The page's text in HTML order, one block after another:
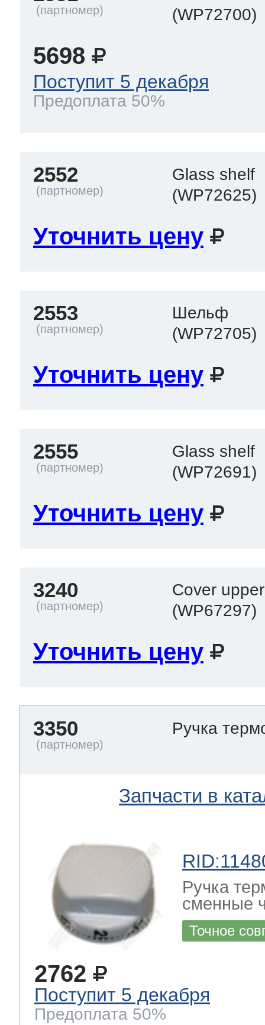
(WP72700)
5698
Поступит 5 декабря
Предоплата 50%
2552
Glass shelf
(WP72625)
Уточнить цену
2553
Шельф
(WP72705)
Уточнить цену
2555
Glass shelf
(WP72691)
Уточнить цену
3240
Cover
(WP67297)
Уточнить цену
3350 Ручка
Запчасти в
Ручка
сменные
Точное
2762
Поступит 5 декабря
Предоплата 50%